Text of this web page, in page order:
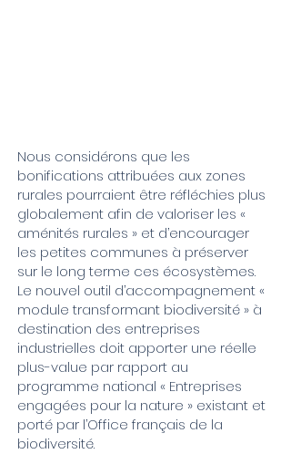
Nous considérons que les
bonifications attribuées aux zones
rurales pourraient être réfléchies plus
globalement afin de valoriser les «
aménités rurales » et d’encourager
les petites communes à préserver
sur le long terme ces écosystèmes.
Le nouvel outil d’accompagnement «
module transformant biodiversité » à
destination des entreprises
industrielles doit apporter une réelle
plus-value par rapport au
programme national « Entreprises
engagées pour la nature » existant et
porté par l’Office français de la
biodiversité.